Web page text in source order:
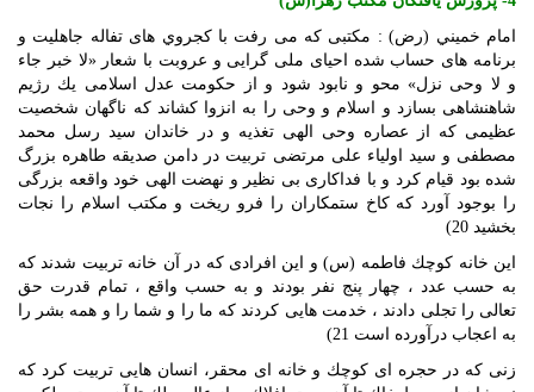
امام خميني (رض) : مكتبى كه مى‏ رفت‏ با كجروي هاى تفاله جاهليت و
برنامه‏ هاى حساب شده احياى ملى ‏گرايى و عروبت‏ با شعار «لا خبر جاء
و لا وحى نزل‏» محو و نابود شود و از حكومت عدل اسلامى يك رژيم
شاهنشاهى بسازد و اسلام و وحى را به انزوا كشاند كه ناگهان شخصيت
عظيمى كه از عصاره وحى الهى تغذيه و در خاندان سيد رسل محمد
مصطفى و سيد اولياء على مرتضى تربيت در دامن صديقه طاهره بزرگ
شده بود قيام كرد و با فداكارى بى ‏نظير و نهضت الهى خود واقعه بزرگى
را بوجود آورد كه كاخ ستمكاران را فرو ريخت و مكتب اسلام را نجات
بخشيد 20)
اين خانه كوچك فاطمه (س) و اين افرادى كه در آن خانه تربيت‏ شدند كه
به حسب عدد ، چهار پنج نفر بودند و به حسب واقع ، تمام قدرت حق
تعالى را تجلى دادند ، خدمت هايى كردند كه ما را و شما را و همه بشر را
به اعجاب درآورده است 21)
زنى كه در حجره‏ اى كوچك و خانه‏ اى محقر، انسان هايى تربيت كرد كه